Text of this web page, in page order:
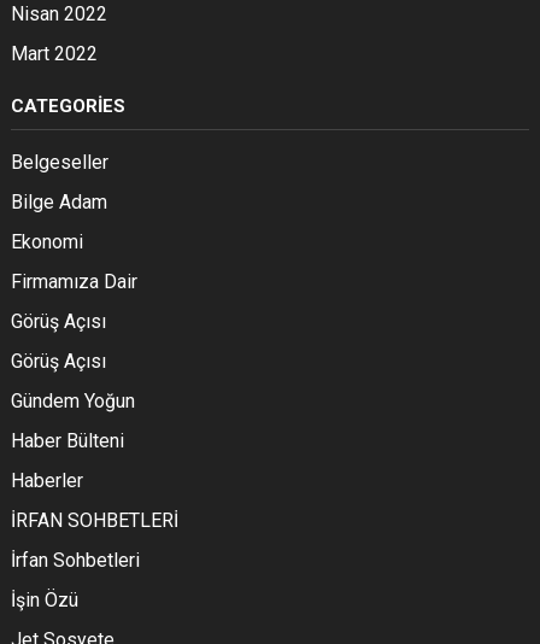
Nisan 2022
Mart 2022
CATEGORIES
Belgeseller
Bilge Adam
Ekonomi
Firmamıza Dair
Görüş Açısı
Görüş Açısı
Gündem Yoğun
Haber Bülteni
Haberler
İRFAN SOHBETLERİ
İrfan Sohbetleri
İşin Özü
Jet Sosyete